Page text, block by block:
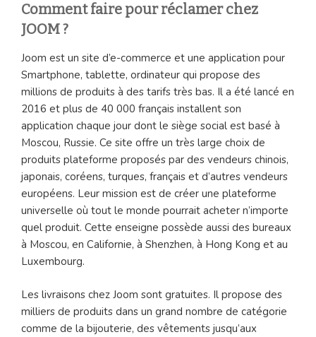
Comment faire pour réclamer chez
JOOM ?
Joom est un site d’e-commerce et une application pour
Smartphone, tablette, ordinateur qui propose des
millions de produits à des tarifs très bas. Il a été lancé en
2016 et plus de 40 000 français installent son
application chaque jour dont le siège social est basé à
Moscou, Russie. Ce site offre un très large choix de
produits plateforme proposés par des vendeurs chinois,
japonais, coréens, turques, français et d’autres vendeurs
européens. Leur mission est de créer une plateforme
universelle où tout le monde pourrait acheter n’importe
quel produit. Cette enseigne possède aussi des bureaux
à Moscou, en Californie, à Shenzhen, à Hong Kong et au
Luxembourg.
Les livraisons chez Joom sont gratuites. Il propose des
milliers de produits dans un grand nombre de catégorie
comme de la bijouterie, des vêtements jusqu’aux